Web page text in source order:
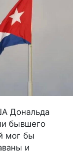
Дональда
бывшего
мог бы
и